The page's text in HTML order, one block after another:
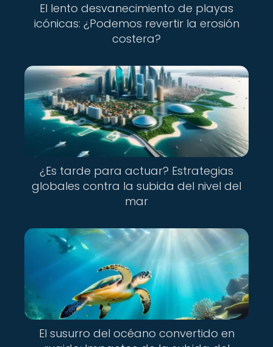
El lento desvanecimiento de playas
icónicas: ¿Podemos revertir la erosión
costera?
¿Es tarde para actuar? Estrategias
globales contra la subida del nivel del
mar
El susurro del océano convertido en